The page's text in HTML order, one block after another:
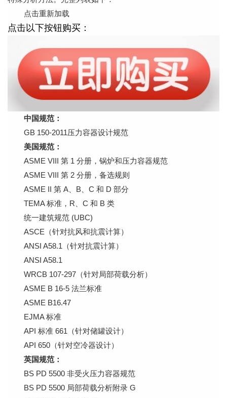
点击重新加载
点击以下按钮购买：
中国规范：
GB 150-2011压力容器设计规范
美国规范：
ASME VIII 第 1 分册，锅炉和压力容器规范
ASME VIII 第 2 分册，备选规则
ASME II 第 A、B、C 和 D 部分
TEMA 标准，R、C 和 B 类
统一建筑规范 (UBC)
ASCE（针对抗风和抗震计算）
ANSI A58.1（针对抗震计算）
ANSI A58.1
WRCB 107-297（针对局部荷载分析）
ASME B 16-5 法兰标准
ASME B16.47
EJMA 标准
API 标准 661（针对储罐设计）
API 650（针对空冷器设计）
英国规范：
BS PD 5500 非受火压力容器规范
BS PD 5500 局部荷载分析附录 G